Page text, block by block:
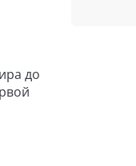
до